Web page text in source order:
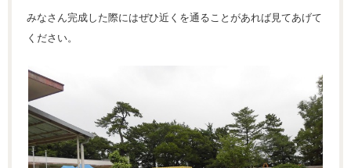
みなさん完成した際にはぜひ近くを通ることがあれば見てあげて
ください。